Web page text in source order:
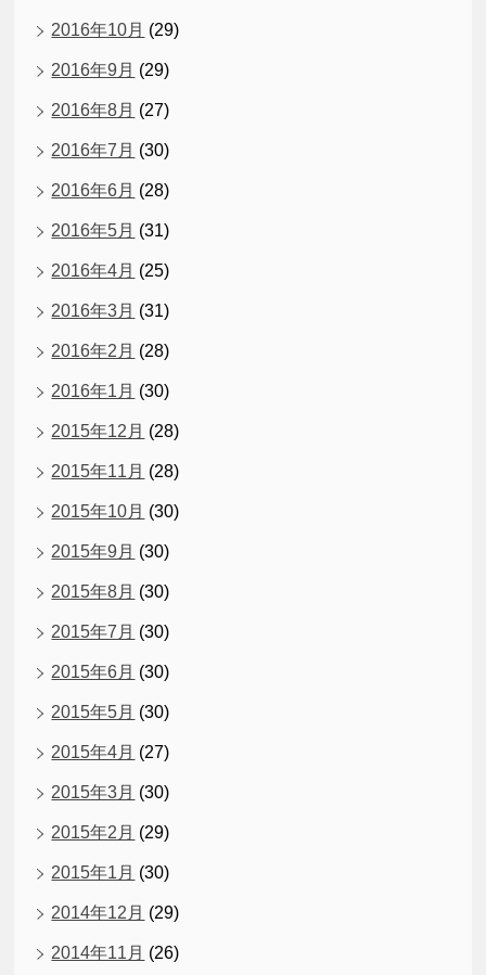
2016年10月 (29)
2016年9月 (29)
2016年8月 (27)
2016年7月 (30)
2016年6月 (28)
2016年5月 (31)
2016年4月 (25)
2016年3月 (31)
2016年2月 (28)
2016年1月 (30)
2015年12月 (28)
2015年11月 (28)
2015年10月 (30)
2015年9月 (30)
2015年8月 (30)
2015年7月 (30)
2015年6月 (30)
2015年5月 (30)
2015年4月 (27)
2015年3月 (30)
2015年2月 (29)
2015年1月 (30)
2014年12月 (29)
2014年11月 (26)